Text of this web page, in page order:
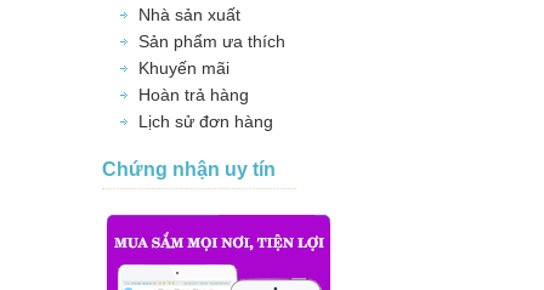
Nhà sản xuất
Sản phẩm ưa thích
Khuyến mãi
Hoàn trả hàng
Lịch sử đơn hàng
Chứng nhận uy tín